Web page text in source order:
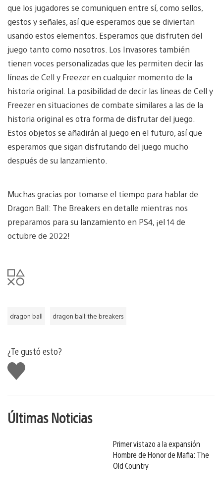
que los jugadores se comuniquen entre sí, como sellos,
gestos y señales, así que esperamos que se diviertan
usando estos elementos. Esperamos que disfruten del
juego tanto como nosotros. Los Invasores también
tienen voces personalizadas que les permiten decir las
líneas de Cell y Freezer en cualquier momento de la
historia original. La posibilidad de decir las líneas de Cell y
Freezer en situaciones de combate similares a las de la
historia original es otra forma de disfrutar del juego.
Estos objetos se añadirán al juego en el futuro, así que
esperamos que sigan disfrutando del juego mucho
después de su lanzamiento.
Muchas gracias por tomarse el tiempo para hablar de
Dragon Ball: The Breakers en detalle mientras nos
preparamos para su lanzamiento en PS4, ¡el 14 de
octubre de 2022!
dragon ball dragon ball: the breakers
¿Te gustó esto?
Me
gusta
Últimas Noticias
Primer vistazo a la expansión
Hombre de Honor de Mafia: The
Old Country